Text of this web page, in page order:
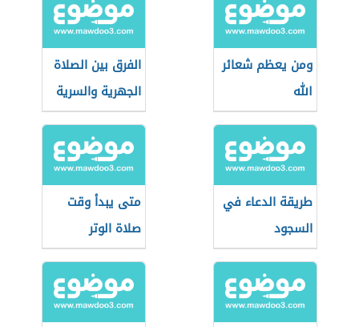
ومن يعظم شعائر
الله
الفرق بين الصلاة
الجهرية والسرية
طريقة الدعاء في
السجود
متى يبدأ وقت
صلاة الوتر